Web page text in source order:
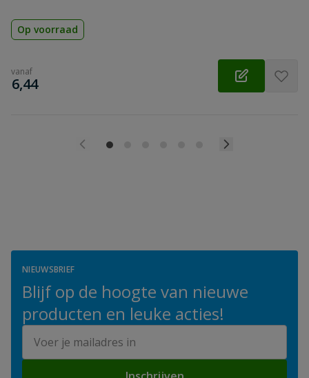
Op voorraad
vanaf
€
6,44
NIEUWSBRIEF
Blijf op de hoogte van nieuwe
producten en leuke acties!